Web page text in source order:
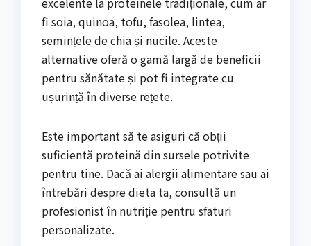
fi soia, quinoa, tofu, fasolea, lintea,
semințele de chia și nucile. Aceste
alternative oferă o gamă largă de beneficii
pentru sănătate și pot fi integrate cu
ușurință în diverse rețete.
Este important să te asiguri că obții
suficientă proteină din sursele potrivite
pentru tine. Dacă ai alergii alimentare sau ai
întrebări despre dieta ta, consultă un
profesionist în nutriție pentru sfaturi
personalizate.